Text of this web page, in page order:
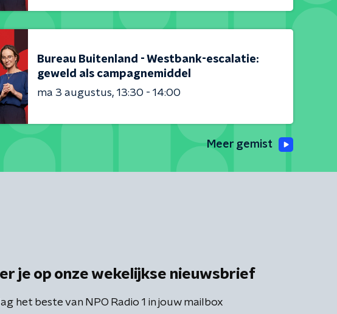
Bureau Buitenland - Westbank-escalatie:
geweld als campagnemiddel
ma 3 augustus 13:30 - 14:00
Meer gemist
je op onze wekelijkse nieuwsbrief
het beste van NPO Radio 1 in jouw mailbox